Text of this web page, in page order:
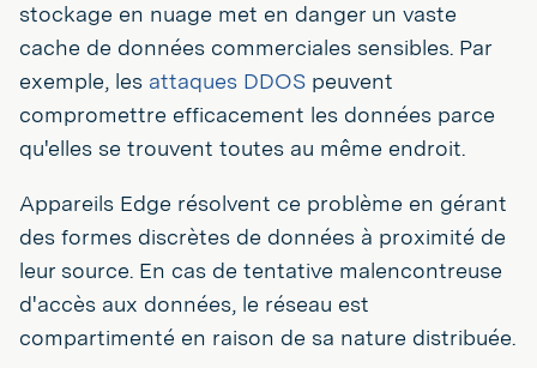
stockage en nuage met en danger un vaste
cache de données commerciales sensibles. Par
exemple, les attaques DDOS peuvent
compromettre efficacement les données parce
qu'elles se trouvent toutes au même endroit.
Appareils Edge résolvent ce problème en gérant
des formes discrètes de données à proximité de
leur source. En cas de tentative malencontreuse
d'accès aux données, le réseau est
compartimenté en raison de sa nature distribuée.